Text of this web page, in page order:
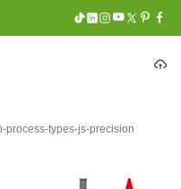
process-types-js-precision